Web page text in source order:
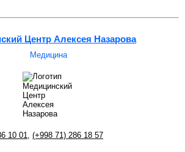
Центр Алексея Назарова
Медицина
10 01, (+998 71) 286 18 57